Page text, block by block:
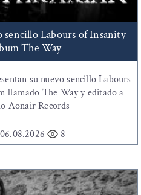
Labours of Insanity
The Way
su nuevo sencillo Labours
llamado The Way y editado a
Aonair Records
06.08.2026 8